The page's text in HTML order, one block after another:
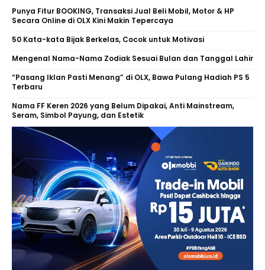
Punya Fitur BOOKING, Transaksi Jual Beli Mobil, Motor & HP
Secara Online di OLX Kini Makin Tepercaya
50 Kata-kata Bijak Berkelas, Cocok untuk Motivasi
Mengenal Nama-Nama Zodiak Sesuai Bulan dan Tanggal Lahir
“Pasang Iklan Pasti Menang” di OLX, Bawa Pulang Hadiah PS 5
Terbaru
Nama FF Keren 2026 yang Belum Dipakai, Anti Mainstream,
Seram, Simbol Payung, dan Estetik